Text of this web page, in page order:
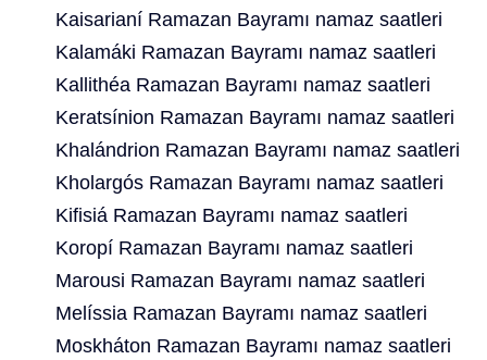
Kaisarianí Ramazan Bayramı namaz saatleri
Kalamáki Ramazan Bayramı namaz saatleri
Kallithéa Ramazan Bayramı namaz saatleri
Keratsínion Ramazan Bayramı namaz saatleri
Khalándrion Ramazan Bayramı namaz saatleri
Kholargós Ramazan Bayramı namaz saatleri
Kifisiá Ramazan Bayramı namaz saatleri
Koropí Ramazan Bayramı namaz saatleri
Marousi Ramazan Bayramı namaz saatleri
Melíssia Ramazan Bayramı namaz saatleri
Moskháton Ramazan Bayramı namaz saatleri